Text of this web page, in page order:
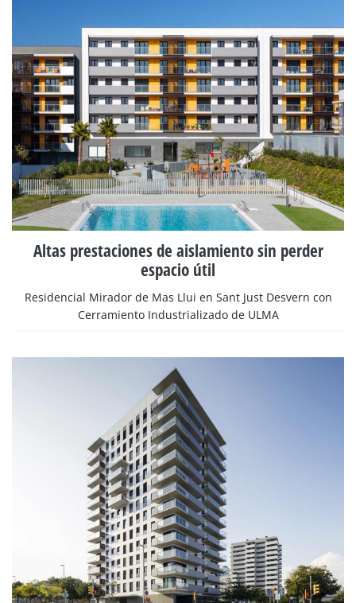
Altas prestaciones de aislamiento sin perder
espacio útil
Residencial Mirador de Mas Llui en Sant Just Desvern con
Cerramiento Industrializado de ULMA